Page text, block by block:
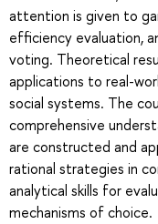
attention is given to
efficiency evaluation,
voting. Theoretical
applications to real-
social systems. The
comprehensive
are constructed and
rational strategies in
analytical skills for
mechanisms of choice.